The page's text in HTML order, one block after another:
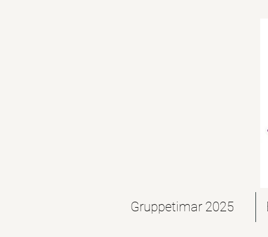
Gruppetimar 2025